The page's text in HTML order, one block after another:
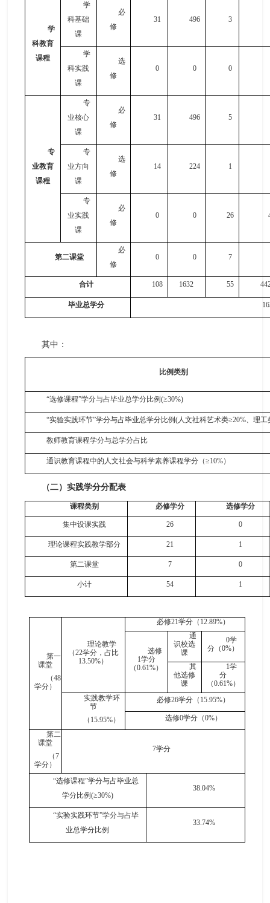
学
科教育
课程
学
科基础
课
必
修
31 496 3
学
科实践
课
选
修
0 0 0
专
业教育
课程
专
业核心
课
必
修
31 496 5
专
业方向
课
选
修
14 224 1
专
业实践
课
必
修
0 0 26
第二课堂
必
修
0 0 7
合计 108 1632 55 4
毕业总学分 16
其中 ：
比例类别
“选修课程”学分与占毕业总学分比例(≥30%)
“实验实践环节”学分与占毕业总学分比例(人文社科艺术类≥20%、理工
教师教育课程学分与总学分占比
通识教育课程中的人文社会与科学素养课程学分（≥10%）
（二） 实践学分分配表
课程类别 必修学分 选修学分
集中设课实践 26 0
理论课程实践教学部分 21 1
第二课堂 7 0
小计 54 1
第一
课堂
（48
学分）
理论教学
（22学分，占比
13.50%）
必修21学分（ 12.89%）
选修
1学分
（0.61%）
通
识校选
课
0学
分（0%）
其
他选修
课
1学
分
（0.61%）
实践教学环
节
（ 15.95%）
必修26学分（ 15.95%）
选修0学分（0%）
第二
课堂
（7
学分）
7学分
“选修课程”学分与占毕业总
学分比例(≥30%)
38.04%
“实验实践环节”学分与占毕
业总学分比例
33.74%